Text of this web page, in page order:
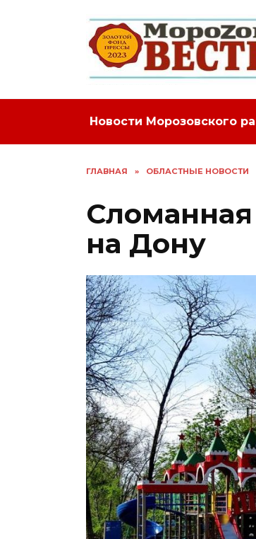
Новости Морозовского
ГЛАВНАЯ » ОБЛАСТНЫЕ НОВОСТИ
на Дону